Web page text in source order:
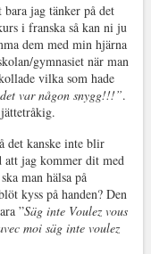
jag tänker på det
i franska så kan ni ju
dem med min hjärna
gymnasiet när man
vilka som hade
var någon snygg!!!”.
det kanske inte blir
att jag kommer dit med
man hälsa på
kyss på handen? Den
”Säg inte Voulez vous
moi säg inte voulez